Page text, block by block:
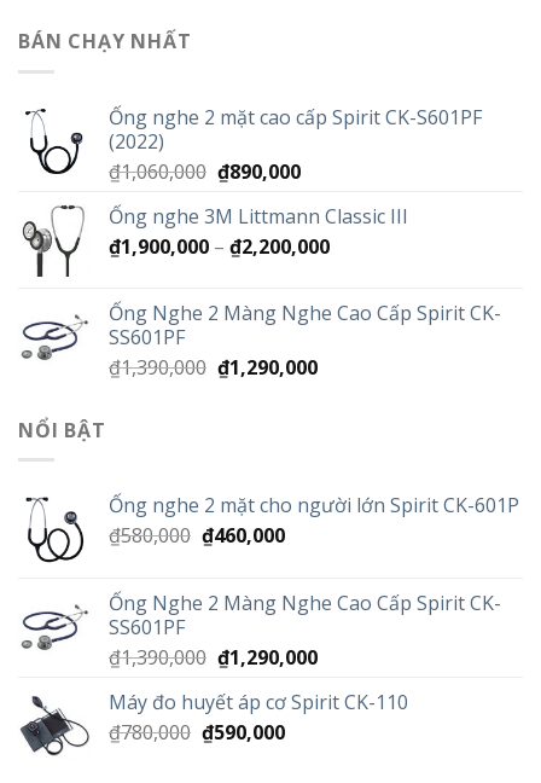
BÁN CHẠY NHẤT
Ống nghe 2 mặt cao cấp Spirit CK-S601PF
(2022)
₫1,060,000 Giá
là:
₫1,060,000.
₫890,000Giá
tại
là:
Ống nghe 3M Littmann Classic III
₫1,900,000 – ₫2,200,000Khoảng
₫1,900,000
Ống Nghe 2 Màng Nghe Cao Cấp Spirit CK-
SS601PF
₫1,390,000 Giá
₫1,290,000Giá
NỔI BẬT
Ống nghe 2 mặt cho người lớn Spirit CK-601P
₫580,000 Giá
₫580,000.
₫460,000Giá
là:
Ống Nghe 2 Màng Nghe Cao Cấp Spirit CK-
SS601PF
₫1,390,000 Giá
là:
₫1,390,000.
₫1,290,000Giá
tại
Máy đo huyết áp cơ Spirit CK-110
₫780,000 Giá
₫590,000Giá